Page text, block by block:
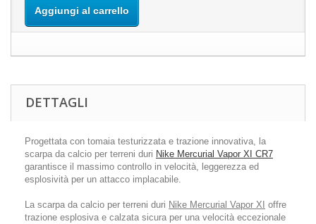
Aggiungi al carrello
DETTAGLI
Progettata con tomaia testurizzata e trazione innovativa, la
scarpa da calcio per terreni duri Nike Mercurial Vapor XI CR7
garantisce il massimo controllo in velocità, leggerezza ed
esplosività per un attacco implacabile.
La scarpa da calcio per terreni duri Nike Mercurial Vapor XI offre
trazione esplosiva e calzata sicura per una velocità eccezionale